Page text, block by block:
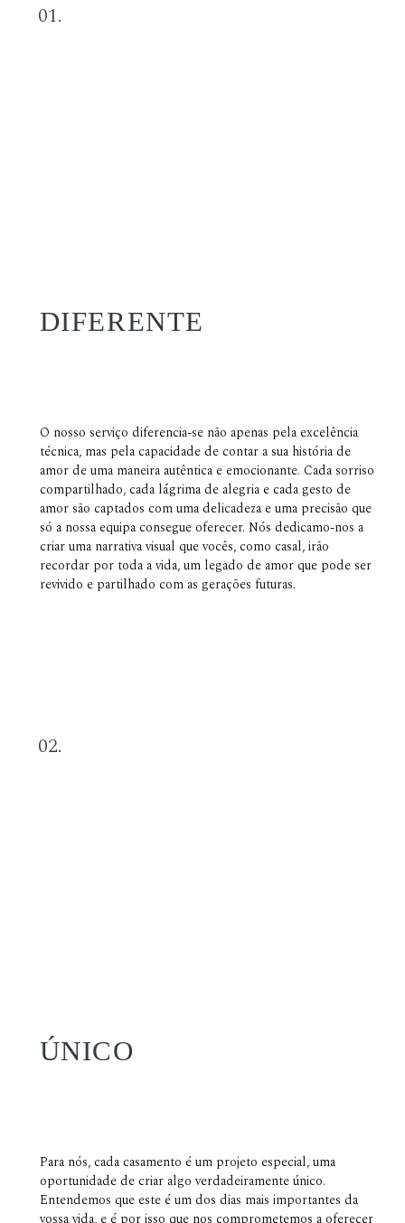
DIFERENTE
01.
O nosso serviço diferencia-se não apenas pela excelência
técnica, mas pela capacidade de contar a sua história de
amor de uma maneira autêntica e emocionante. Cada sorriso
compartilhado, cada lágrima de alegria e cada gesto de
amor são captados com uma delicadeza e uma precisão que
só a nossa equipa consegue oferecer. Nós dedicamo-nos a
criar uma narrativa visual que vocês, como casal, irão
recordar por toda a vida, um legado de amor que pode ser
revivido e partilhado com as gerações futuras.
ÚNICO
02.
Para nós, cada casamento é um projeto especial, uma
oportunidade de criar algo verdadeiramente único.
Entendemos que este é um dos dias mais importantes da